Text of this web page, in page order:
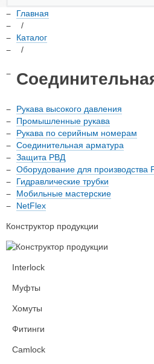
Главная
/
Каталог
/
Рукава высокого давления
Промышленные рукава
Рукава по серийным номерам
Соединительная арматура
Защита РВД
Оборудование для производства
Гидравлические трубки
Мобильные мастерские
NetFlex
Конструктор продукции
Interlock
Муфты
Хомуты
Фитинги
Camlock